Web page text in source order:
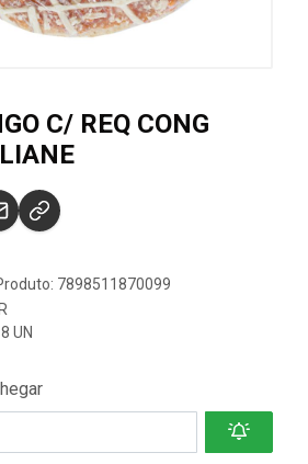
C/ REQ CONG
7898511870099
UN